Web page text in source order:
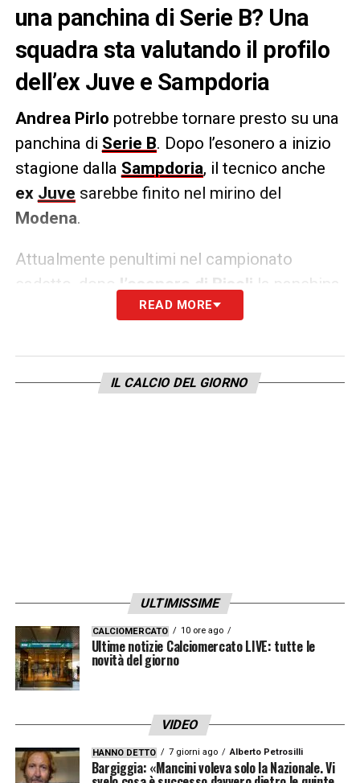
una panchina di Serie B? Una
squadra sta valutando il profilo
dell’ex Juve e Sampdoria
Andrea Pirlo potrebbe tornare presto su una
panchina di Serie B. Dopo l’esonero a inizio
stagione dalla Sampdoria, il tecnico anche
ex Juve sarebbe finito nel mirino del
Modena.
Attualmente penultimi nel campionato
cadetto, dopo l’esonero di Bisoli la panchina
dei modenesi è stata affidata ad interim al
come riportato daSky Sport, il nome di Pirlo
è fra quelli finiti nella shortlist della
READ MORE
IL CALCIO DEL GIORNO
ULTIMISSIME
CALCIOMERCATO 10 ore ago
Ultime notizie Calciomercato LIVE: tutte le
novità del giorno
VIDEO
HANNO DETTO 7 giorni ago Alberto Petrosilli
Bargiggia: «Mancini voleva solo la Nazionale. Vi